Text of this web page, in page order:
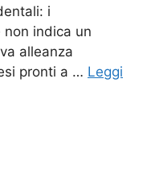
i
non indica un
alleanza
pronti a … Leggi